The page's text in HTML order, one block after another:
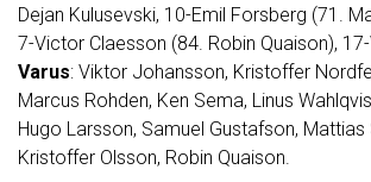
Dejan Kulusevski, 10-Emil Forsberg (71.
7-Victor Claesson (84. Robin Quaison),
Varus: Viktor Johansson, Kristoffer
Marcus Rohden, Ken Sema, Linus
Hugo Larsson, Samuel Gustafson, Mattias
Kristoffer Olsson, Robin Quaison.